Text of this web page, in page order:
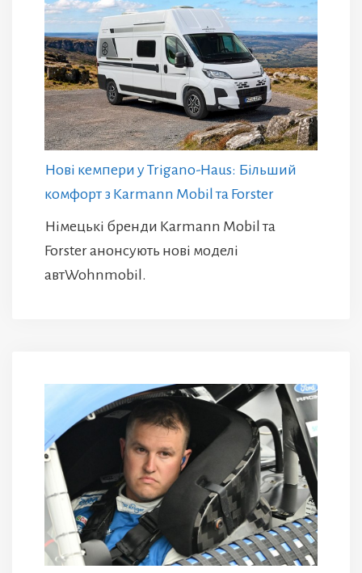
Нові кемпери у Trigano-Haus: Більший
комфорт з Karmann Mobil та Forster
Німецькі бренди Karmann Mobil та
Forster анонсують нові моделі
автWohnmobil.